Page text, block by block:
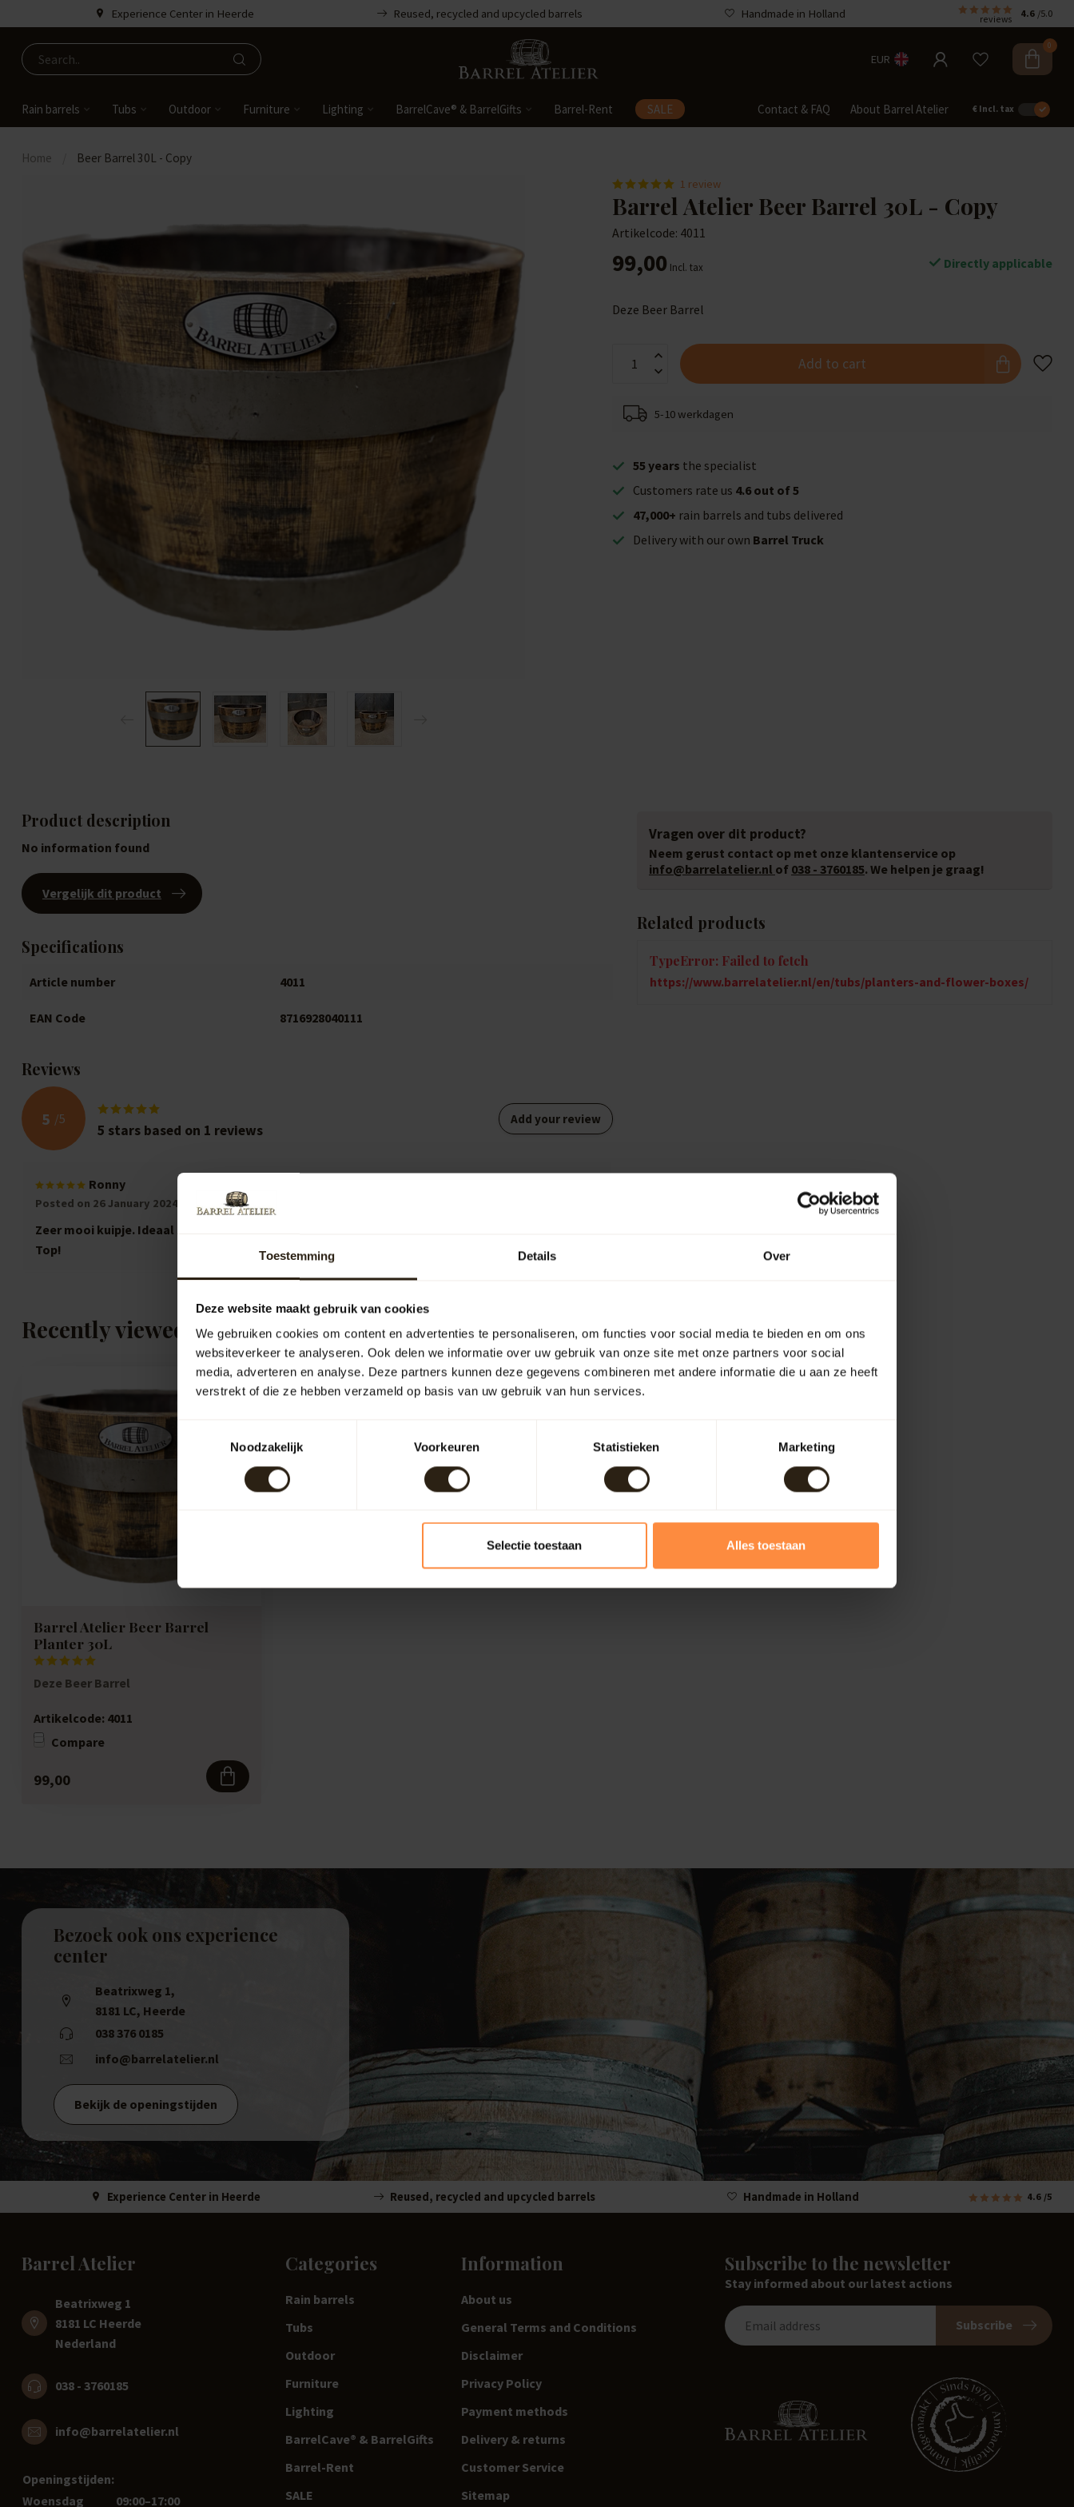
Toestemming Details Over
Deze website maakt gebruik van cookies
We gebruiken cookies om content en advertenties te personaliseren, om functies voor social media te bieden en om ons
websiteverkeer te analyseren. Ook delen we informatie over uw gebruik van onze site met onze partners voor social
media, adverteren en analyse. Deze partners kunnen deze gegevens combineren met andere informatie die u aan ze heeft
verstrekt of die ze hebben verzameld op basis van uw gebruik van hun services.
Noodzakelijk
Voorkeuren Statistieken Marketing
Selectie toestaan Alles toestaan
Experience Center in Heerde Reused, recycled and upcycled barrels Handmade in Holland reviews 4.6 /5.0
EUR
0
Rain barrels Tubs Outdoor Furniture Lighting BarrelCave® & BarrelGifts Barrel-Rent SALE Contact & FAQ About Barrel Atelier € Incl. tax
Home Beer Barrel 30L - Copy
1 review
Barrel Atelier Beer Barrel 30L - Copy
Artikelcode: 4011
99,00 Incl. tax Directly applicable
Deze Beer Barrel
Add to cart
5-10 werkdagen
55 years the specialist
Customers rate us 4.6 out of 5
47,000+ rain barrels and tubs delivered
Delivery with our own Barrel Truck
Product description
No information found
Vergelijk dit product
Specifications
Article number 4011
EAN Code 8716928040111
Reviews
5 /5
5 stars based on 1 reviews
Add your review
Ronny
Posted on 26 January 2024 at 17:38
Zeer mooi kuipje. Ideaal om een plantje in te zetten. Mooie eyecatcher! Snel geleverd (in België)
Top!
Vragen over dit product?
Neem gerust contact op met onze klantenservice op
info@barrelatelier.nl of 038 - 3760185. We helpen je graag!
Related products
TypeError: Failed to fetch
https://www.barrelatelier.nl/en/tubs/planters-and-flower-boxes/
Recently viewed
Barrel Atelier Beer Barrel
Planter 30L
Deze Beer Barrel
Artikelcode: 4011
Compare
99,00
Bezoek ook ons experience
center
Beatrixweg 1,
8181 LC, Heerde
038 376 0185
info@barrelatelier.nl
Bekijk de openingstijden
Experience Center in Heerde Reused, recycled and upcycled barrels Handmade in Holland 4.6 /5
Barrel Atelier
Beatrixweg 1
8181 LC Heerde
Nederland
038 - 3760185
info@barrelatelier.nl
Openingstijden:
Woensdag
09:00–17:00
Categories
Rain barrels
Tubs
Outdoor
Furniture
Lighting
BarrelCave® & BarrelGifts
Barrel-Rent
SALE
Information
About us
General Terms and Conditions
Disclaimer
Privacy Policy
Payment methods
Delivery & returns
Customer Service
Sitemap
Subscribe to the newsletter
Stay informed about our latest actions
Subscribe